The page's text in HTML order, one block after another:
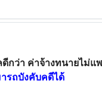
กว่า ค่าจ้างทนายไม่แ
รถบังคับคดีได้